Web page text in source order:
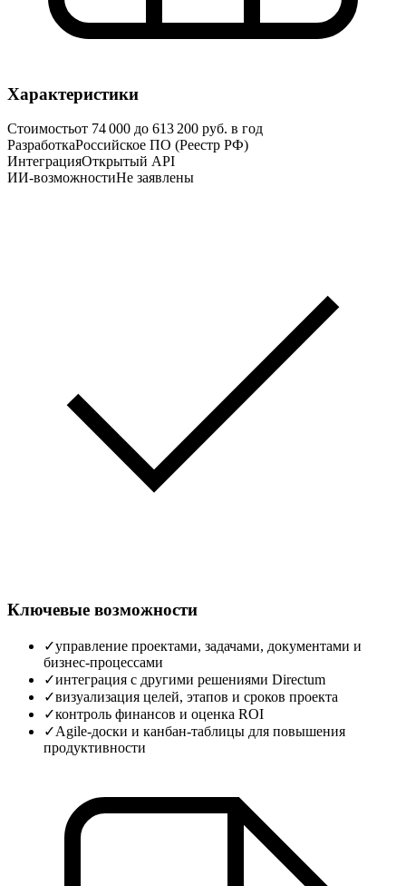
Характеристики
Стоимостьот 74 000 до 613 200 руб. в год
РазработкаРоссийское ПО (Реестр РФ)
ИнтеграцияОткрытый API
ИИ-возможностиНе заявлены
Ключевые возможности
✓управление проектами, задачами, документами и
бизнес‑процессами
✓интеграция с другими решениями Directum
✓визуализация целей, этапов и сроков проекта
✓контроль финансов и оценка ROI
✓Agile‑доски и канбан‑таблицы для повышения
продуктивности